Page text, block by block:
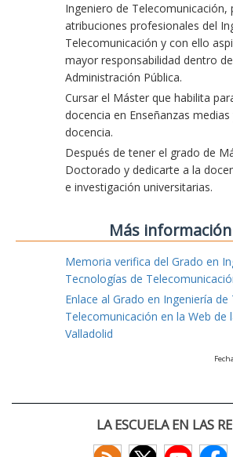
Ingeniero de Telecomunicación,
atribuciones profesionales del
Telecomunicación y con ello
mayor responsabilidad dentro
Administración Pública.
Cursar el Máster que habilita
docencia en Enseñanzas
docencia.
Después de tener el grado de
Doctorado y dedicarte a la
e investigación universitarias.
Más información
Memoria verifica del Grado en
Tecnologías de
Enlace al Grado en Ingeniería
Telecomunicación en la Web de
Valladolid
LA ESCUELA EN LAS